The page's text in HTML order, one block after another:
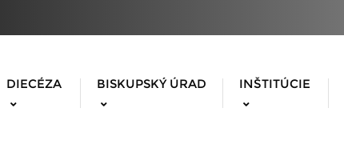
DIECÉZA BISKUPSKÝ ÚRAD INŠTITÚCIE